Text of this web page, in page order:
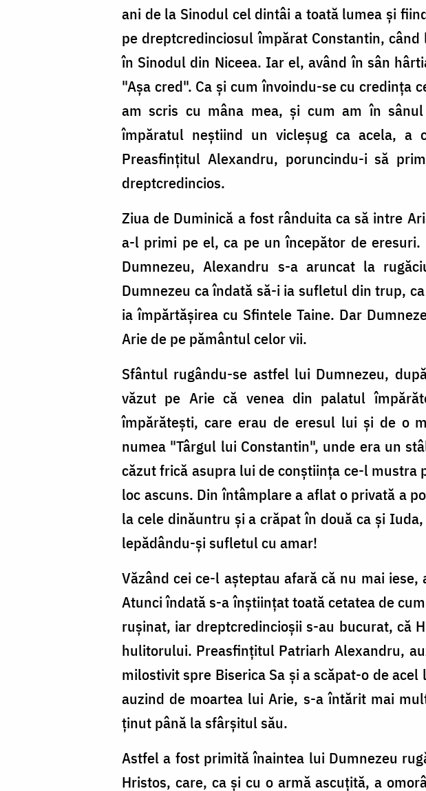
ani de la Sinodul cel dintâi a toată lumea şi
pe dreptcredinciosul împărat Constantin,
în Sinodul din Niceea. Iar el, având în sân
"Aşa cred". Ca şi cum învoindu-se cu credinţa
am scris cu mâna mea, şi cum am în
împăratul neştiind un vicleşug ca acela,
Preasfinţitul Alexandru, poruncindu-i să
dreptcredincios.
Ziua de Duminică a fost rânduita ca să intre
a-l primi pe el, ca pe un începător de
Dumnezeu, Alexandru s-a aruncat la
Dumnezeu ca îndată să-i ia sufletul din trup,
ia împărtăşirea cu Sfintele Taine. Dar
Arie de pe pământul celor vii.
Sfântul rugându-se astfel lui Dumnezeu,
văzut pe Arie că venea din palatul
împărăteşti, care erau de eresul lui şi de o
numea "Târgul lui Constantin", unde era un
căzut frică asupra lui de conştiinţa ce-l mustra
loc ascuns. Din întâmplare a aflat o privată a
la cele dinăuntru şi a crăpat în două ca şi
lepădându-şi sufletul cu amar!
Văzând cei ce-l aşteptau afară că nu mai
Atunci îndată s-a înştiinţat toată cetatea de
ruşinat, iar dreptcredincioşii s-au bucurat, că
hulitorului. Preasfinţitul Patriarh Alexandru,
milostivit spre Biserica Sa şi a scăpat-o de
auzind de moartea lui Arie, s-a întărit mai
ţinut până la sfârşitul său.
Astfel a fost primită înaintea lui Dumnezeu
Hristos, care, ca şi cu o armă ascuţită, a